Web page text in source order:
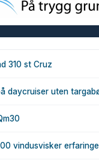
310 st Cruz
daycruiser uten
vindusvisker